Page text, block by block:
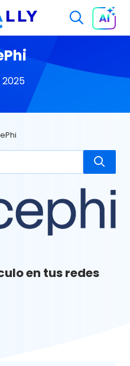
en tus redes